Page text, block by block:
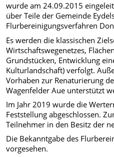
wurde am 24.09.2015
über Teile der Gemeinde
Flurbereinigungsverfahren
Es werden die klassischen
Wirtschaftswegenetzes,
Grundstücken, Entwicklung
Kulturlandschaft) verfolgt.
Vorhaben zur Renaturierung
Wagenfelder Aue unterstützt
Im Jahr 2019 wurde die
Feststellung abgeschlossen.
Teilnehmer in den Besitz der
Die Bekanntgabe des
vorgesehen.